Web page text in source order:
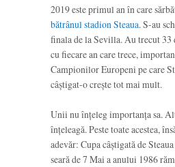
2019 este primul an în care
bătrânul stadion Steaua. S-au
finala de la Sevilla. Au trecut 33
cu fiecare an care trece,
Campionilor Europeni pe care
câștigat-o crește tot mai mult.
Unii nu înțeleg importanța sa.
înțeleagă. Peste toate acestea,
adevăr: Cupa câștigată de
seară de 7 Mai a anului 1986